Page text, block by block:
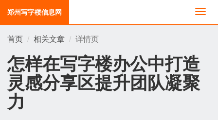
切
换
郑州写字楼信息网
首页 相关文章 详情页
怎样在写字楼办公中打造
灵感分享区提升团队凝聚
力